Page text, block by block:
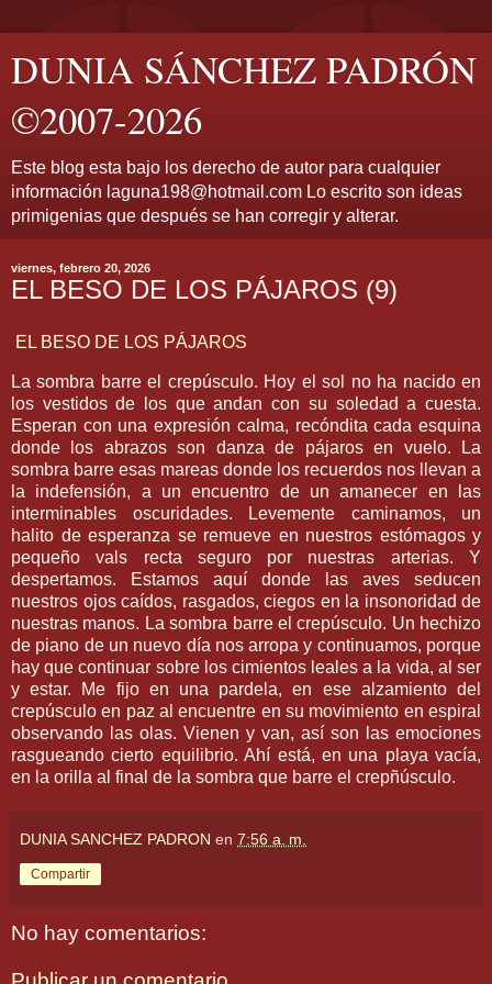
DUNIA SÁNCHEZ PADRÓN
©2007-2026
Este blog esta bajo los derecho de autor para cualquier
información laguna198@hotmail.com Lo escrito son ideas
primigenias que después se han corregir y alterar.
viernes, febrero 20, 2026
EL BESO DE LOS PÁJAROS (9)
EL BESO DE LOS PÁJAROS
La sombra barre el crepúsculo. Hoy el sol no ha nacido en
los vestidos de los que andan con su soledad a cuesta.
Esperan con una expresión calma, recóndita cada esquina
donde los abrazos son danza de pájaros en vuelo. La
sombra barre esas mareas donde los recuerdos nos llevan a
la indefensión, a un encuentro de un amanecer en las
interminables oscuridades. Levemente caminamos, un
halito de esperanza se remueve en nuestros estómagos y
pequeño vals recta seguro por nuestras arterias. Y
despertamos. Estamos aquí donde las aves seducen
nuestros ojos caídos, rasgados, ciegos en la insonoridad de
nuestras manos. La sombra barre el crepúsculo. Un hechizo
de piano de un nuevo día nos arropa y continuamos, porque
hay que continuar sobre los cimientos leales a la vida, al ser
y estar. Me fijo en una pardela, en ese alzamiento del
crepúsculo en paz al encuentre en su movimiento en espiral
observando las olas. Vienen y van, así son las emociones
rasgueando cierto equilibrio. Ahí está, en una playa vacía,
en la orilla al final de la sombra que barre el crepñúsculo.
DUNIA SANCHEZ PADRON en 7:56 a. m.
Compartir
No hay comentarios: